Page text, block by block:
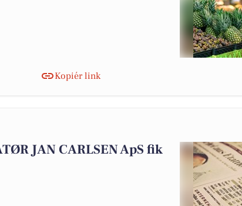
Kopiér link
JAN CARLSEN ApS fik